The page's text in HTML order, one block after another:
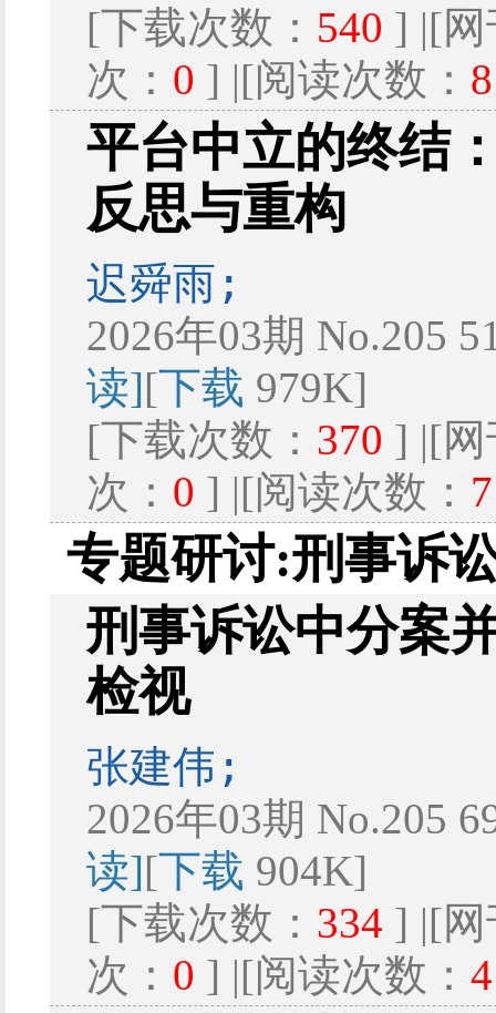
[下载次数： 540 ] |[
次： 0 ] |[阅读次数： 8
平台中立的终结
反思与重构
迟舜雨;
2026年03期 No.205
读][下载 979K]
[下载次数： 370 ] |[
次： 0 ] |[阅读次数： 7
专题研讨:刑事诉
刑事诉讼中分案
检视
张建伟;
2026年03期 No.205
读][下载 904K]
[下载次数： 334 ] |[
次： 0 ] |[阅读次数： 4